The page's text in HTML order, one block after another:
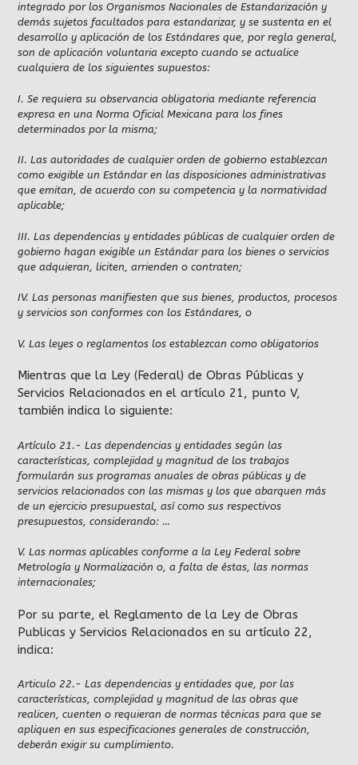
integrado por los Organismos Nacionales de Estandarización y
demás sujetos facultados para estandarizar, y se sustenta en el
desarrollo y aplicación de los Estándares que, por regla general,
son de aplicación voluntaria excepto cuando se actualice
cualquiera de los siguientes supuestos:
I. Se requiera su observancia obligatoria mediante referencia
expresa en una Norma Oficial Mexicana para los fines
determinados por la misma;
II. Las autoridades de cualquier orden de gobierno establezcan
como exigible un Estándar en las disposiciones administrativas
que emitan, de acuerdo con su competencia y la normatividad
aplicable;
III. Las dependencias y entidades públicas de cualquier orden de
gobierno hagan exigible un Estándar para los bienes o servicios
que adquieran, liciten, arrienden o contraten;
IV. Las personas manifiesten que sus bienes, productos, procesos
y servicios son conformes con los Estándares, o
V. Las leyes o reglamentos los establezcan como obligatorios
Mientras que la Ley (Federal) de Obras Públicas y
Servicios Relacionados en el artículo 21, punto V,
también indica lo siguiente:
Artículo 21.- Las dependencias y entidades según las
características, complejidad y magnitud de los trabajos
formularán sus programas anuales de obras públicas y de
servicios relacionados con las mismas y los que abarquen más
de un ejercicio presupuestal, así como sus respectivos
presupuestos, considerando: …
V. Las normas aplicables conforme a la Ley Federal sobre
Metrología y Normalización o, a falta de éstas, las normas
internacionales;
Por su parte, el Reglamento de la Ley de Obras
Publicas y Servicios Relacionados en su artículo 22,
indica:
Articulo 22.- Las dependencias y entidades que, por las
características, complejidad y magnitud de las obras que
realicen, cuenten o requieran de normas técnicas para que se
apliquen en sus especificaciones generales de construcción,
deberán exigir su cumplimiento.